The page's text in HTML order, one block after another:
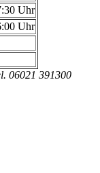
Uhr
Uhr
06021 391300